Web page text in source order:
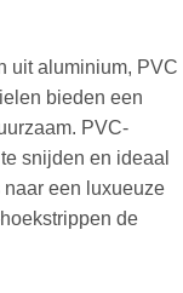
uit aluminium, PVC
bieden een
PVC-
snijden en ideaal
een luxueuze
de